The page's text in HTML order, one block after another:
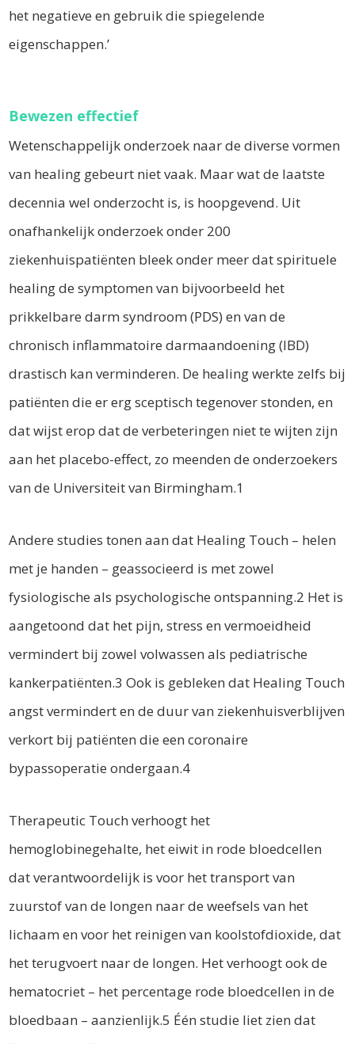
het negatieve en gebruik die spiegelende
eigenschappen.’
Bewezen effectief
Wetenschappelijk onderzoek naar de diverse vormen
van healing gebeurt niet vaak. Maar wat de laatste
decennia wel onderzocht is, is hoopgevend. Uit
onafhankelijk onderzoek onder 200
ziekenhuispatiënten bleek onder meer dat spirituele
healing de symptomen van bijvoorbeeld het
prikkelbare darm syndroom (PDS) en van de
chronisch inflammatoire darmaandoening (IBD)
drastisch kan verminderen. De healing werkte zelfs bij
patiënten die er erg sceptisch tegenover stonden, en
dat wijst erop dat de verbeteringen niet te wijten zijn
aan het placebo-effect, zo meenden de onderzoekers
van de Universiteit van Birmingham.1
Andere studies tonen aan dat Healing Touch – helen
met je handen – geassocieerd is met zowel
fysiologische als psychologische ontspanning.2 Het is
aangetoond dat het pijn, stress en vermoeidheid
vermindert bij zowel volwassen als pediatrische
kankerpatiënten.3 Ook is gebleken dat Healing Touch
angst vermindert en de duur van ziekenhuisverblijven
verkort bij patiënten die een coronaire
bypassoperatie ondergaan.4
Therapeutic Touch verhoogt het
hemoglobinegehalte, het eiwit in rode bloedcellen
dat verantwoordelijk is voor het transport van
zuurstof van de longen naar de weefsels van het
lichaam en voor het reinigen van koolstofdioxide, dat
het terugvoert naar de longen. Het verhoogt ook de
hematocriet – het percentage rode bloedcellen in de
bloedbaan – aanzienlijk.5 Één studie liet zien dat